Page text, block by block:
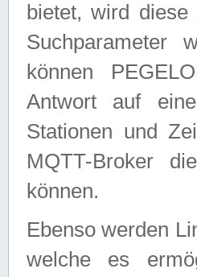
bietet, wird
Suchparameter
können
Antwort auf
Stationen und
MQTT-Broker
können.
Ebenso werden
welche es